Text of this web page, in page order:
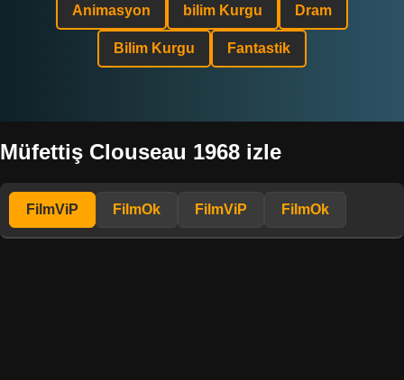
Animasyon bilim Kurgu Dram
Bilim Kurgu Fantastik
Müfettiş Clouseau 1968 izle
FilmViP FilmOk FilmViP FilmOk